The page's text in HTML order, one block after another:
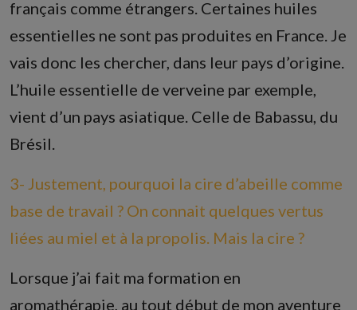
français comme étrangers. Certaines huiles
essentielles ne sont pas produites en France. Je
vais donc les chercher, dans leur pays d’origine.
L’huile essentielle de verveine par exemple,
vient d’un pays asiatique. Celle de Babassu, du
Brésil.
3- Justement, pourquoi la cire d’abeille comme
base de travail ? On connait quelques vertus
liées au miel et à la propolis. Mais la cire ?
Lorsque j’ai fait ma formation en
aromathérapie, au tout début de mon aventure